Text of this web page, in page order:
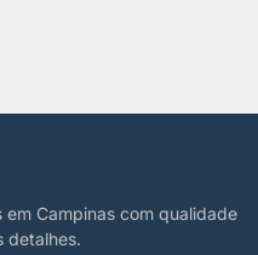
Campinas com qualidade
detalhes.